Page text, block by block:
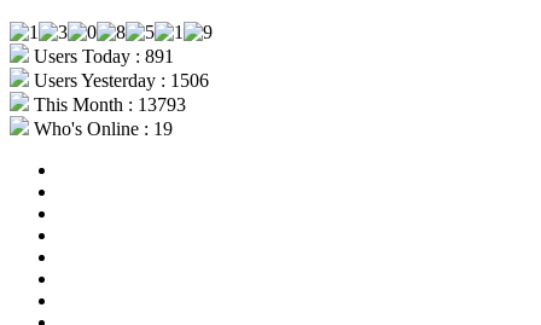
Users Today : 891
Users Yesterday : 1506
This Month : 13793
Who's Online : 19